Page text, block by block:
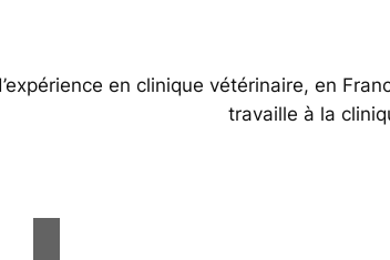
en clinique vétérinaire, en
travaille à la